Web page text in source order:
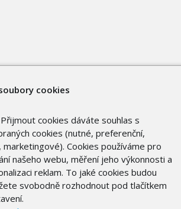
cookies
cookies dáváte souhlas s
cookies (nutné, preferenční,
marketingové). Cookies používáme pro
našeho webu, měření jeho výkonnosti a
reklam. To jaké cookies budou
svobodně rozhodnout pod tlačítkem